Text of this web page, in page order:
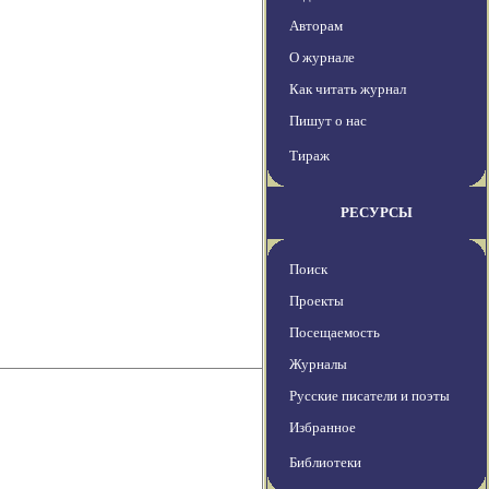
Авторам
О журнале
Как читать журнал
Пишут о нас
Тираж
РЕСУРСЫ
Поиск
Проекты
Посещаемость
Журналы
Русские писатели и поэты
Избранное
Библиотеки